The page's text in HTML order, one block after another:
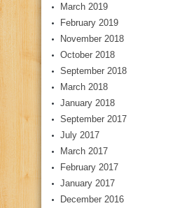
March 2019
February 2019
November 2018
October 2018
September 2018
March 2018
January 2018
September 2017
July 2017
March 2017
February 2017
January 2017
December 2016